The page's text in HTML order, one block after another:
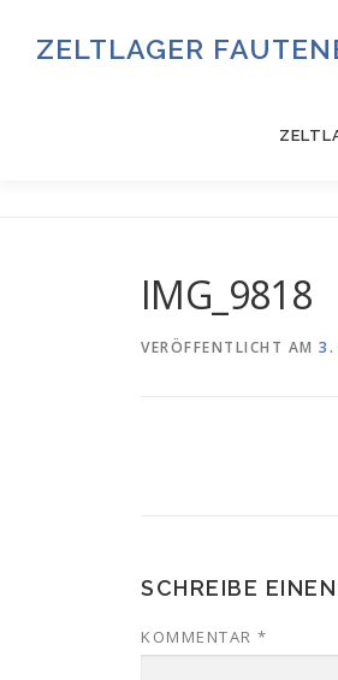
InhaltZELTLAGER
IMG_9818
VERÖFFENTLICHT AM 3.
SCHREIBE
KOMMENTAR *